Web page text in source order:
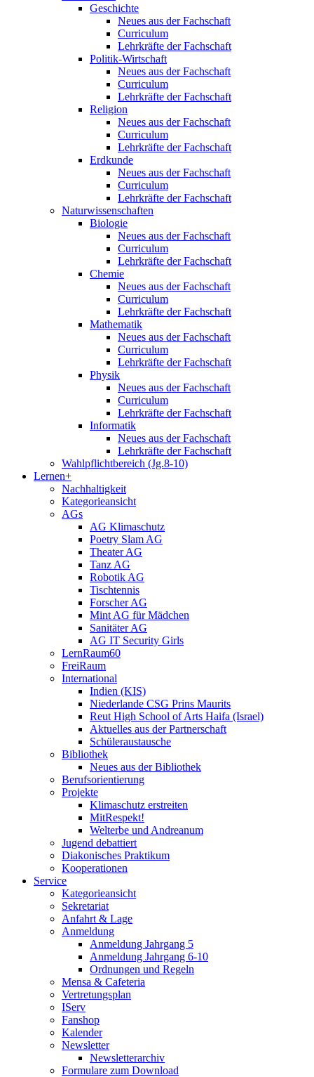
Geschichte
Neues aus der Fachschaft
Curriculum
Lehrkräfte der Fachschaft
Politik-Wirtschaft
Neues aus der Fachschaft
Curriculum
Lehrkräfte der Fachschaft
Religion
Neues aus der Fachschaft
Curriculum
Lehrkräfte der Fachschaft
Erdkunde
Neues aus der Fachschaft
Curriculum
Lehrkräfte der Fachschaft
Naturwissenschaften
Biologie
Neues aus der Fachschaft
Curriculum
Lehrkräfte der Fachschaft
Chemie
Neues aus der Fachschaft
Curriculum
Lehrkräfte der Fachschaft
Mathematik
Neues aus der Fachschaft
Curriculum
Lehrkräfte der Fachschaft
Physik
Neues aus der Fachschaft
Curriculum
Lehrkräfte der Fachschaft
Informatik
Neues aus der Fachschaft
Lehrkräfte der Fachschaft
Wahlpflichtbereich (Jg.8-10)
Lernen+
Nachhaltigkeit
Kategorieansicht
AGs
AG Klimaschutz
Poetry Slam AG
Theater AG
Tanz AG
Robotik AG
Tischtennis
Forscher AG
Mint AG für Mädchen
Sanitäter AG
AG IT Security Girls
LernRaum60
FreiRaum
International
Indien (KIS)
Niederlande CSG Prins Maurits
Reut High School of Arts Haifa (Israel)
Aktuelles aus der Partnerschaft
Schüleraustausche
Bibliothek
Neues aus der Bibliothek
Berufsorientierung
Projekte
Klimaschutz erstreiten
MitRespekt!
Welterbe und Andreanum
Jugend debattiert
Diakonisches Praktikum
Kooperationen
Service
Kategorieansicht
Sekretariat
Anfahrt & Lage
Anmeldung
Anmeldung Jahrgang 5
Anmeldung Jahrgang 6-10
Ordnungen und Regeln
Mensa & Cafeteria
Vertretungsplan
IServ
Fanshop
Kalender
Newsletter
Newsletterarchiv
Formulare zum Download